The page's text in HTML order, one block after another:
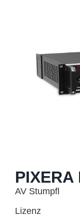
PIXERA
AV Stumpfl
Lizenz